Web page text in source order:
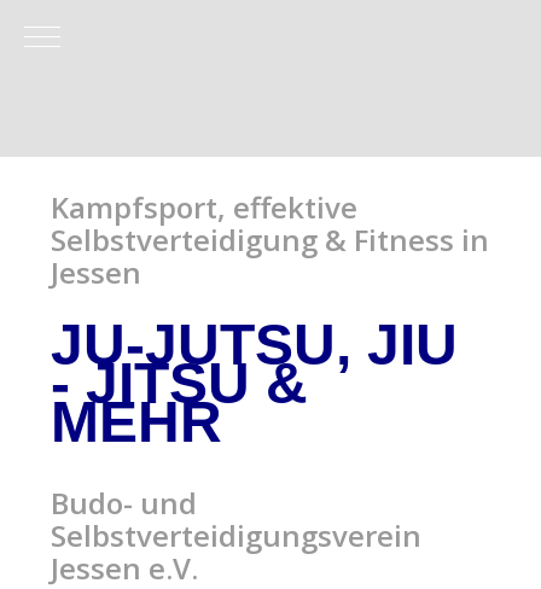
Mobile Menu Toggle
Kampfsport, effektive
Selbstverteidigung & Fitness in
Jessen
JU-JUTSU, JIU
- JITSU&
MEHR
Budo- und
Selbstverteidigungsverein
Jessen e.V.